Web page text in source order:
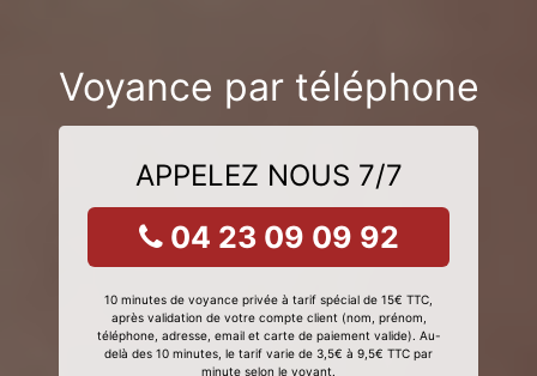
Voyance par téléphone
APPELEZ NOUS 7/7
04 23 09 09 92
10 minutes de voyance privée à tarif spécial de 15€ TTC,
après validation de votre compte client (nom, prénom,
téléphone, adresse, email et carte de paiement valide). Au-
delà des 10 minutes, le tarif varie de 3,5€ à 9,5€ TTC par
minute selon le voyant.